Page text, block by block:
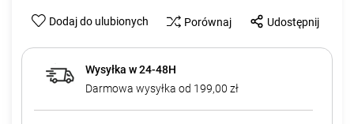
Dodaj do ulubionych Porównaj Udostępnij
Wysyłka w 24-48H
Darmowa wysyłka od 199,00 zł